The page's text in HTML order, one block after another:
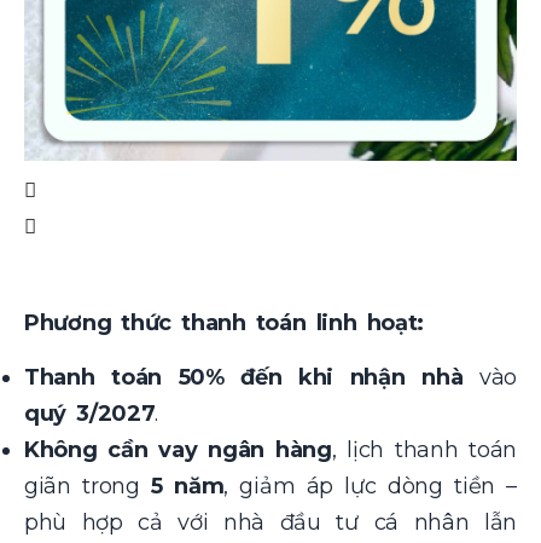
Phương thức thanh toán linh hoạt:
Thanh toán 50% đến khi nhận nhà vào
quý 3/2027.
Không cần vay ngân hàng, lịch thanh toán
giãn trong5 năm, giảm áp lực dòng tiền –
phù hợp cả với nhà đầu tư cá nhân lẫn